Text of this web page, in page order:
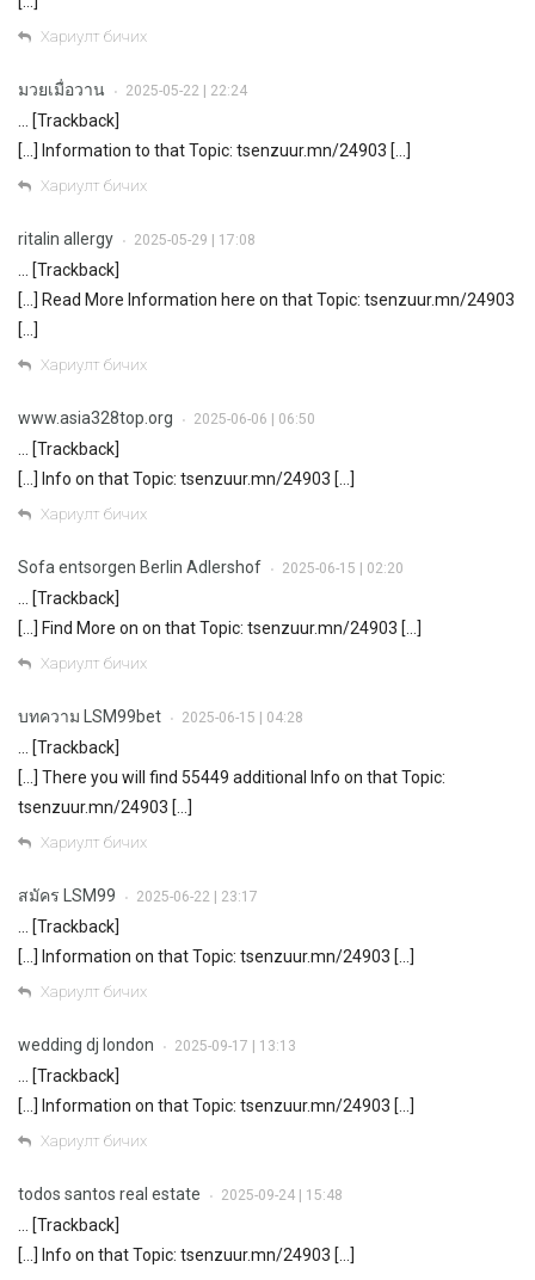
Хариулт бичих
มวยเมื่อวาน • 2025-05-22 | 22:24
… [Trackback]
[…] Information to that Topic: tsenzuur.mn/24903 […]
Хариулт бичих
ritalin allergy • 2025-05-29 | 17:08
… [Trackback]
[…] Read More Information here on that Topic: tsenzuur.mn/24903
[…]
Хариулт бичих
www.asia328top.org • 2025-06-06 | 06:50
… [Trackback]
[…] Info on that Topic: tsenzuur.mn/24903 […]
Хариулт бичих
Sofa entsorgen Berlin Adlershof • 2025-06-15 | 02:20
… [Trackback]
[…] Find More on on that Topic: tsenzuur.mn/24903 […]
Хариулт бичих
บทความ LSM99bet • 2025-06-15 | 04:28
… [Trackback]
[…] There you will find 55449 additional Info on that Topic:
tsenzuur.mn/24903 […]
Хариулт бичих
สมัคร LSM99 • 2025-06-22 | 23:17
… [Trackback]
[…] Information on that Topic: tsenzuur.mn/24903 […]
Хариулт бичих
wedding dj london • 2025-09-17 | 13:13
… [Trackback]
[…] Information on that Topic: tsenzuur.mn/24903 […]
Хариулт бичих
todos santos real estate • 2025-09-24 | 15:48
… [Trackback]
[…] Info on that Topic: tsenzuur.mn/24903 […]